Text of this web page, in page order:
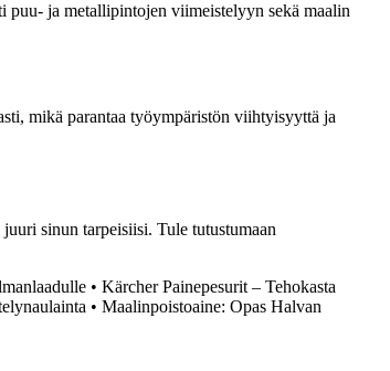
puu- ja metallipintojen viimeistelyyn sekä maalin
mikä parantaa työympäristön viihtyisyyttä ja
sinun tarpeisiisi. Tule tutustumaan
• Kärcher Painepesurit – Tehokasta
• Maalinpoistoaine: Opas Halvan